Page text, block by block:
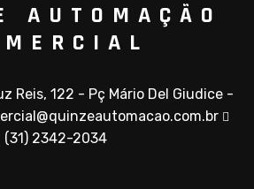
AUTOMAÇÃO
Reis, 122 - Pç Mário Del Giudice -
(31) 2342-2034